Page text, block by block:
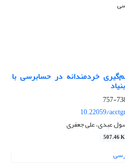
خردمندانه در حسابرسی با
738-
10.22059/
عبدی، علی جعفری
507.46 K